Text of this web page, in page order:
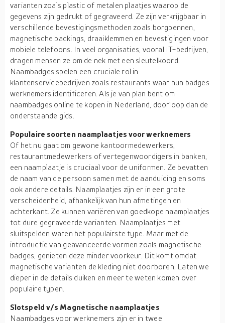
varianten zoals plastic of metalen plaatjes waarop de
gegevens zijn gedrukt of gegraveerd. Ze zijn verkrijgbaar in
verschillende bevestigingsmethoden zoals borgpennen,
magnetische backings, draaiklemmen en bevestigingen voor
mobiele telefoons. In veel organisaties, vooral IT-bedrijven,
dragen mensen ze om de nek met een sleutelkoord.
Naambadges spelen een cruciale rol in
klantenservicebedrijven zoals restaurants waar hun badges
werknemers identificeren. Als je van plan bent om
naambadges online te kopen in Nederland, doorloop dan de
onderstaande gids.
Populaire soorten naamplaatjes voor werknemers
Of het nu gaat om gewone kantoormedewerkers,
restaurantmedewerkers of vertegenwoordigers in banken,
een naamplaatje is cruciaal voor de uniformen. Ze bevatten
de naam van de persoon samen met de aanduiding en soms
ook andere details. Naamplaatjes zijn er in een grote
verscheidenheid, afhankelijk van hun afmetingen en
achterkant. Ze kunnen variëren van goedkope naamplaatjes
tot dure gegraveerde varianten. Naamplaatjes met
sluitspelden waren het populairste type. Maar met de
introductie van geavanceerde vormen zoals magnetische
badges, genieten deze minder voorkeur. Dit komt omdat
magnetische varianten de kleding niet doorboren. Laten we
dieper in de details duiken en meer te weten komen over
populaire typen.
Slotspeld v/s Magnetische naamplaatjes
Naambadges voor werknemers zijn er in twee